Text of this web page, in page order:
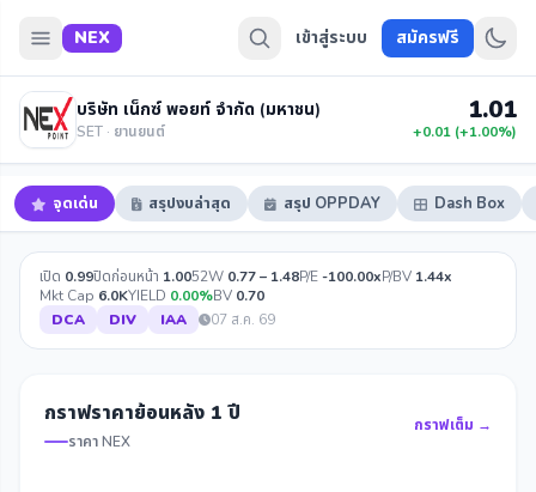
NEX เข้าสู่ระบบ สมัครฟรี
บริษัท เน็กซ์ พอยท์ จำกัด (มหาชน)
SET · ยานยนต์
1.01
+0.01 (+1.00%)
จุดเด่น สรุปงบล่าสุด สรุป OPPDAY Dash Box
เปิด 0.99ปิดก่อนหน้า 1.0052W 0.77 – 1.48P/E-100.00xP/BV 1.44x
Mkt Cap 6.0KYIELD 0.00%BV 0.70
DCA
DIV IAA 07 ส.ค. 69
กราฟราคาย้อนหลัง 1 ปี
ราคา NEX
กราฟเต็ม →